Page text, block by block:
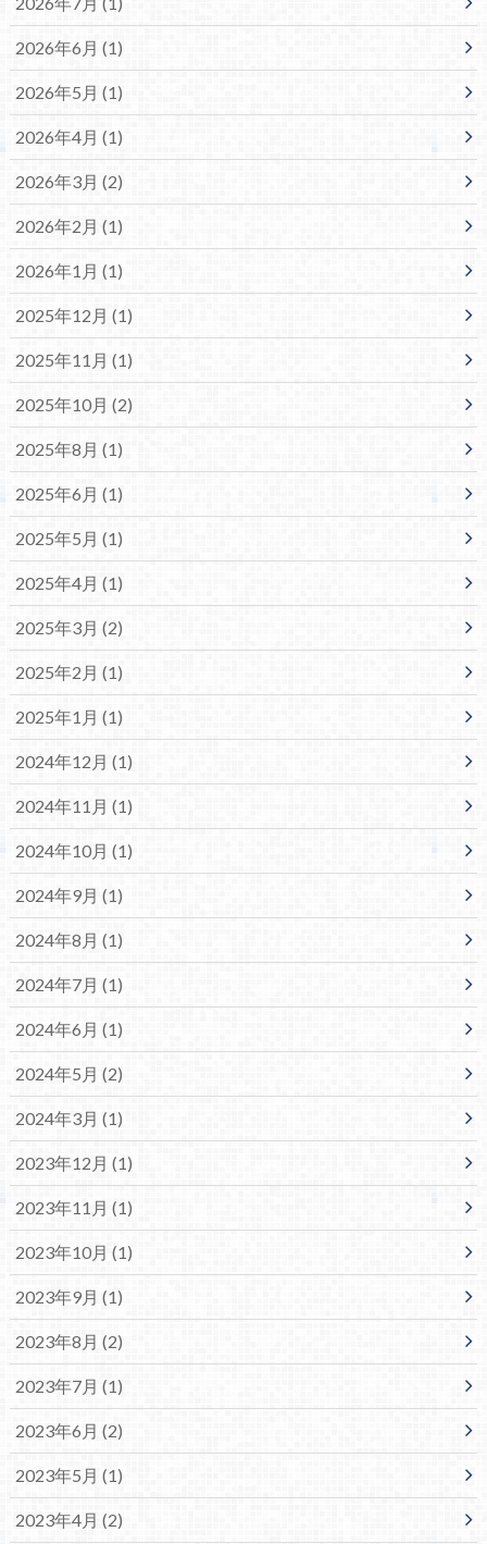
2026年6月 (1)
2026年5月 (1)
2026年4月 (1)
2026年3月 (2)
2026年2月 (1)
2026年1月 (1)
2025年12月 (1)
2025年11月 (1)
2025年10月 (2)
2025年8月 (1)
2025年6月 (1)
2025年5月 (1)
2025年4月 (1)
2025年3月 (2)
2025年2月 (1)
2025年1月 (1)
2024年12月 (1)
2024年11月 (1)
2024年10月 (1)
2024年9月 (1)
2024年8月 (1)
2024年7月 (1)
2024年6月 (1)
2024年5月 (2)
2024年3月 (1)
2023年12月 (1)
2023年11月 (1)
2023年10月 (1)
2023年9月 (1)
2023年8月 (2)
2023年7月 (1)
2023年6月 (2)
2023年5月 (1)
2023年4月 (2)